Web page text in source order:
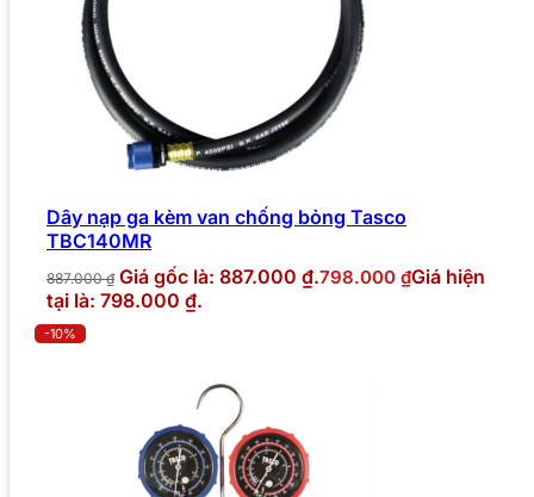
Dây nạp ga kèm van chống bỏng Tasco
TBC140MR
887.000₫ Giá gốc là: 887.000 ₫.798.000 ₫Giá hiện
tại là: 798.000 ₫.
-10%